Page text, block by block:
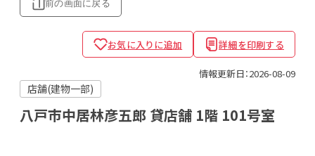
前の画面に戻る
お気に入りに追加 詳細を印刷する
情報更新日：2026-08-09
店舗(建物一部)
八戸市中居林彦五郎 貸店舗 1階 101号室